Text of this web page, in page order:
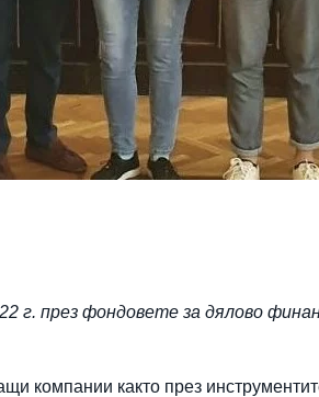
г. през фондовете за дялово
компании както през